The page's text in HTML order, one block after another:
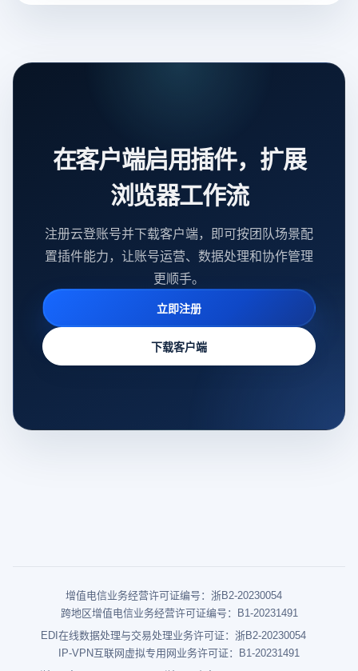
在客户端启用插件，扩展
浏览器工作流
注册云登账号并下载客户端，即可按团队场景配
置插件能力，让账号运营、数据处理和协作管理
更顺手。
立即注册
下载客户端
增值电信业务经营许可证编号：浙B2-20230054
跨地区增值电信业务经营许可证编号：B1-20231491
EDI在线数据处理与交易处理业务许可证：浙B2-20230054
IP-VPN互联网虚拟专用网业务许可证：B1-20231491